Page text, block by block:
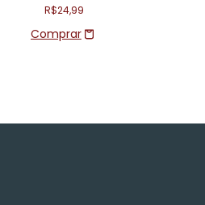
R$24,99